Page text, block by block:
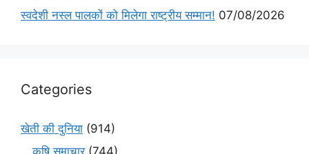
स्वदेशी नस्ल पालकों को मिलेगा राष्ट्रीय सम्मान! 07/08/2026
Categories
खेती की दुनिया (914)